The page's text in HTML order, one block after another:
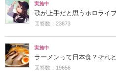
実施中
歌が上手だと思うホロライ
回答数：23873
実施中
ラーメンって日本食？それ
回答数：19656